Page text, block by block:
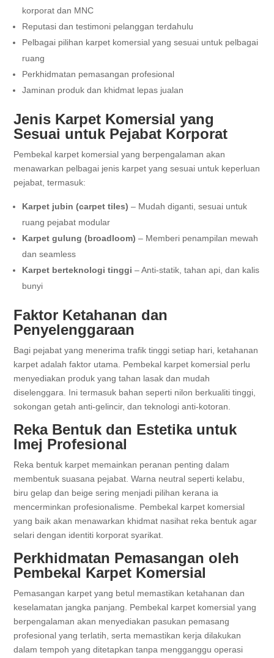
korporat dan MNC
Reputasi dan testimoni pelanggan terdahulu
Pelbagai pilihan karpet komersial yang sesuai untuk pelbagai
ruang
Perkhidmatan pemasangan profesional
Jaminan produk dan khidmat lepas jualan
Jenis Karpet Komersial yang
Sesuai untuk Pejabat Korporat
Pembekal karpet komersial yang berpengalaman akan
menawarkan pelbagai jenis karpet yang sesuai untuk keperluan
pejabat, termasuk:
Karpet jubin (carpet tiles) – Mudah diganti, sesuai untuk
ruang pejabat modular
Karpet gulung (broadloom) – Memberi penampilan mewah
dan seamless
Karpet berteknologi tinggi – Anti-statik, tahan api, dan kalis
bunyi
Faktor Ketahanan dan
Penyelenggaraan
Bagi pejabat yang menerima trafik tinggi setiap hari, ketahanan
karpet adalah faktor utama. Pembekal karpet komersial perlu
menyediakan produk yang tahan lasak dan mudah
diselenggara. Ini termasuk bahan seperti nilon berkualiti tinggi,
sokongan getah anti-gelincir, dan teknologi anti-kotoran.
Reka Bentuk dan Estetika untuk
Imej Profesional
Reka bentuk karpet memainkan peranan penting dalam
membentuk suasana pejabat. Warna neutral seperti kelabu,
biru gelap dan beige sering menjadi pilihan kerana ia
mencerminkan profesionalisme. Pembekal karpet komersial
yang baik akan menawarkan khidmat nasihat reka bentuk agar
selari dengan identiti korporat syarikat.
Perkhidmatan Pemasangan oleh
Pembekal Karpet Komersial
Pemasangan karpet yang betul memastikan ketahanan dan
keselamatan jangka panjang. Pembekal karpet komersial yang
berpengalaman akan menyediakan pasukan pemasang
profesional yang terlatih, serta memastikan kerja dilakukan
dalam tempoh yang ditetapkan tanpa mengganggu operasi